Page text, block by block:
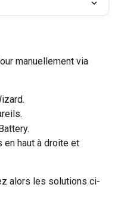
manuellement via
haut à droite et
alors les solutions ci-